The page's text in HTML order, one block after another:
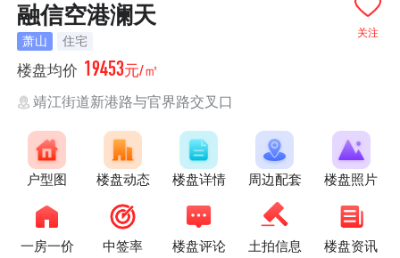
关注
融信空港澜天
萧山 住宅
楼盘均价 19453元/㎡
靖江街道新港路与官界路交叉口
户型图 楼盘动态 楼盘详情 周边配套 楼盘照片
一房一价 中签率 楼盘评论 土拍信息 楼盘资讯